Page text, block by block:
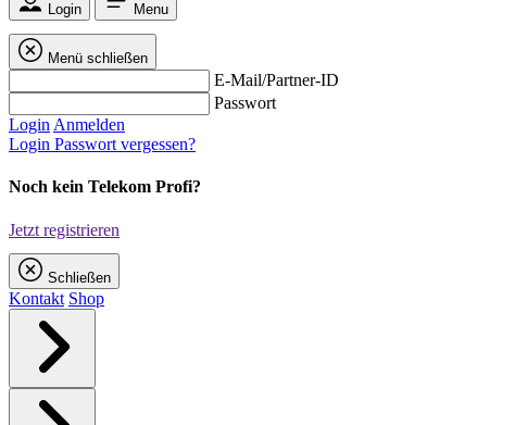
Login Menu
Menü schließen
E-Mail/Partner-ID
Passwort
Login Anmelden
Login Passwort vergessen?
Noch kein Telekom Profi?
Jetzt registrieren
Schließen
Kontakt Shop